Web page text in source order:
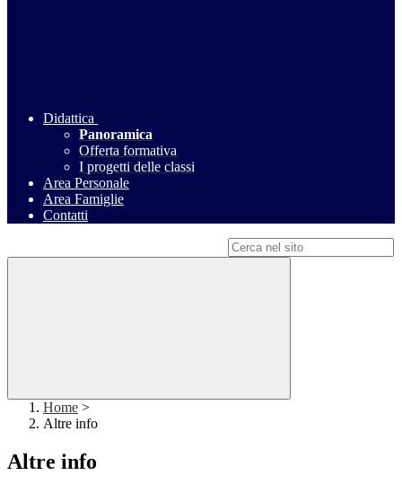
Didattica
Panoramica
Offerta formativa
I progetti delle classi
Area Personale
Area Famiglie
Contatti
Home >
Altre info
Altre info